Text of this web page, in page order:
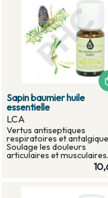
Sapin baumier huile
essentielle
LCA
Vertus antiseptiques
respiratoires et
Soulage les douleurs
articulaires et